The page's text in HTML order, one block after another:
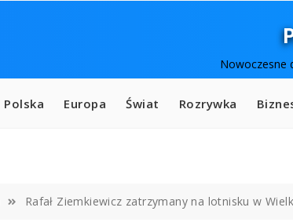
Nowoczesne
Polska Europa Świat Rozrywka
Rafał Ziemkiewicz zatrzymany na lotnisku w